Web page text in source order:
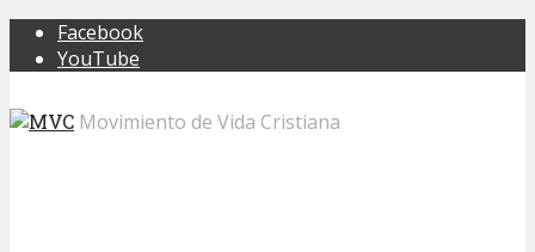
Facebook
YouTube
Movimiento de Vida Cristiana